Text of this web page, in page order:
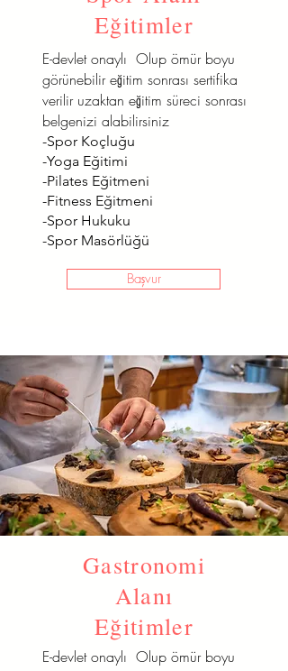
Eğitimler
E-devlet onaylı Olup ömür boyu
görünebilir eğitim sonrası sertifika
verilir uzaktan eğitim süreci sonrası
belgenizi alabilirsiniz
-Spor Koçluğu
-Yoga Eğitimi
-Pilates Eğitmeni
-Fitness Eğitmeni
-Spor Hukuku
-Spor Masörlüğü
Başvur
Gastronomi
Alanı
Eğitimler
E-devlet onaylı Olup ömür boyu